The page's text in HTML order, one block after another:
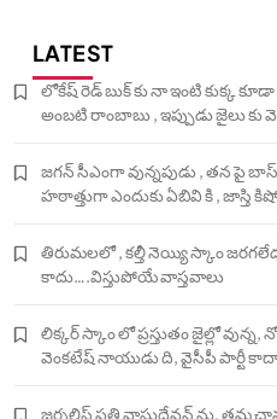
LATEST
లోకేష్ రెడ్ బుక్ కు నా ఇంటి కుక్క
అంబటి రాంబాబు , ఇప్పుడు జైలు కు
జగన్ సీఎంగా వున్నపుడు , తన పై
హఠాత్తుగా ఎందుకు ఏబివి కి , జాస్తి
తిరుమలలో , కల్తీ నెయ్యి స్కాం
కాదు….విస్తుపోయే వాస్తవాలు
లిక్కర్ స్కాం లో ప్రస్తుతం జైల్లో
వెంకటేష్ నాయుడు ది, వైసీపీ పార్టీ
జర్నలిస్ట్ పత్రి వాసుదేవన్ ను, తమ